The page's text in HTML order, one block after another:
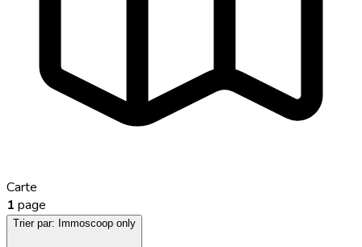
Carte
1 page
Trier par: Immoscoop only